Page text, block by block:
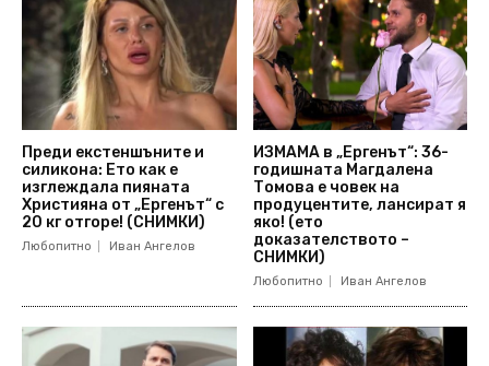
Преди екстеншъните и
силикона: Ето как е
изглеждала пияната
Християна от „Ергенът“ с
20 кг отгоре! (СНИМКИ)
Любопитно Иван Ангелов
ИЗМАМА в „Ергенът“: 36-
годишната Магдалена
Томова е човек на
продуцентите, лансират я
яко! (ето
доказателството –
СНИМКИ)
Любопитно Иван Ангелов